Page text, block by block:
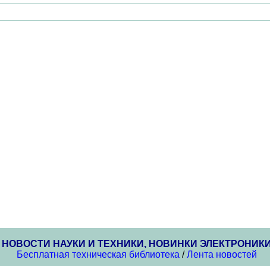
НОВОСТИ НАУКИ И ТЕХНИКИ, НОВИНКИ
Бесплатная техническая библиотека /Лента новостей